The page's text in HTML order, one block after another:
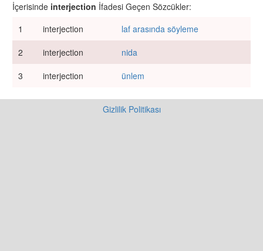
İçerisinde interjection İfadesi Geçen Sözcükler:
1
interjection
laf arasında söyleme
2
interjection
nida
3
interjection ünlem
Gizlilik Politikası